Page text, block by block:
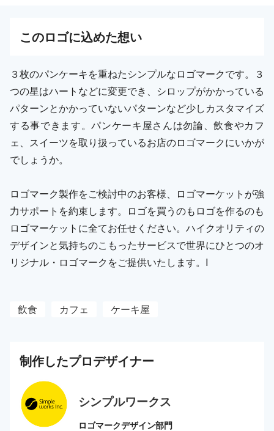
このロゴに込めた想い
３枚のパンケーキを重ねたシンプルなロゴマークです。３
つの星はハートなどに変更でき、シロップがかかっている
パターンとかかっていないパターンなど少しカスタマイズ
する事できます。パンケーキ屋さんは勿論、飲食やカフ
ェ、スイーツを取り扱っているお店のロゴマークにいかが
でしょうか。
ロゴマーク製作をご検討中のお客様、ロゴマーケットが強
力サポートを約束します。ロゴを買うのもロゴを作るのも
ロゴマーケットに全てお任せください。ハイクオリティの
デザインと気持ちのこもったサービスで世界にひとつのオ
リジナル・ロゴマークをご提供いたします。I
飲食 カフェ ケーキ屋
制作したプロデザイナー
シンプルワークス
ロゴマークデザイン部門